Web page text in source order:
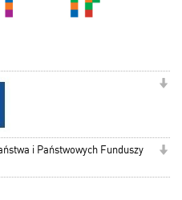
i Państwowych Funduszy